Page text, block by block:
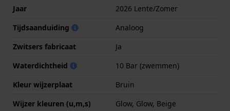
Jaar
2026 Lente/Zomer
Tijdsaanduiding
Analoog
Zwitsers fabricaat
Ja
Waterdichtheid
10 Bar (zwemmen)
Kleur wijzerplaat
Bruin
Wijzer kleuren (u,m,s)
Glow, Glow, Beige